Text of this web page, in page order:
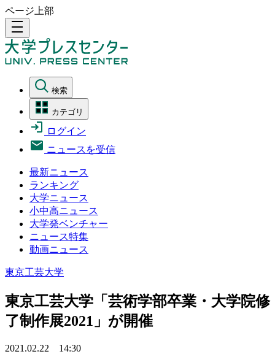
ページ上部
density_medium
検索
カテゴリ
ログイン
ニュースを受信
最新ニュース
ランキング
大学ニュース
小中高ニュース
大学発ベンチャー
ニュース特集
動画ニュース
東京工芸大学
東京工芸大学「芸術学部卒業・大学院修
了制作展2021」が開催
2021.02.22 14:30